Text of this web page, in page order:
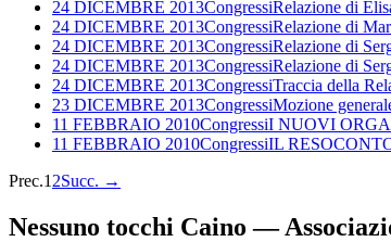
24 DICEMBRE 2013CongressiRelazione di
24 DICEMBRE 2013CongressiRelazione di
24 DICEMBRE 2013CongressiRelazione di
24 DICEMBRE 2013CongressiRelazione di
24 DICEMBRE 2013CongressiTraccia della
23 DICEMBRE 2013CongressiMozione
11 FEBBRAIO 2010CongressiI NUOVI
11 FEBBRAIO 2010CongressiIL
Prec.1 2Succ. →
Nessuno tocchi Caino —